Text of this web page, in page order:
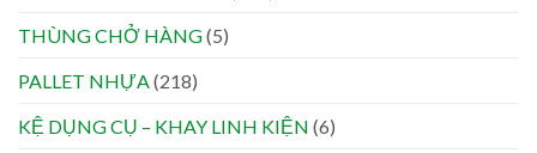
THÙNG CHỞ HÀNG(5)
PALLET NHỰA (218)
KỆ DỤNG CỤ – KHAY LINH KIỆN (6)